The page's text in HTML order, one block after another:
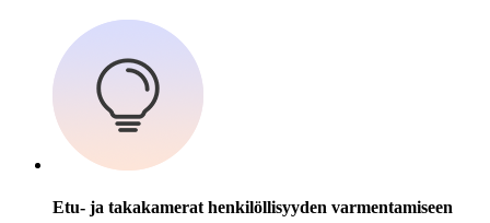
Etu- ja takakamerat henkilöllisyyden varmentamiseen